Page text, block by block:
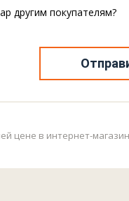
другим покупателям?
цене в интернет-